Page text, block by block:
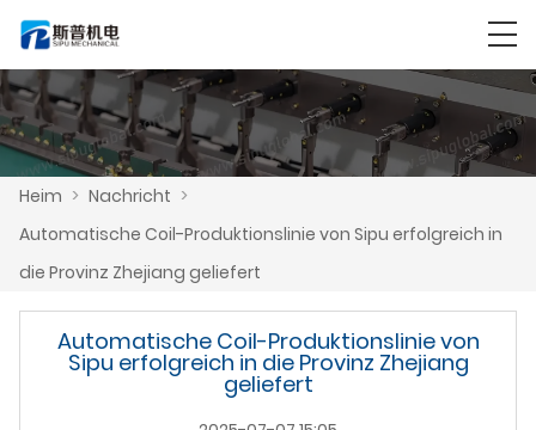
Heim > Nachricht >
Automatische Coil-Produktionslinie von Sipu erfolgreich in
die Provinz Zhejiang geliefert
Automatische Coil-Produktionslinie von
Sipu erfolgreich in die Provinz Zhejiang
geliefert